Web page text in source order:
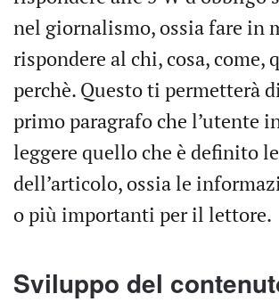
nel giornalismo, ossia fare in
rispondere al chi, cosa, come,
perchè. Questo ti permetterà
primo paragrafo che l’utente
leggere quello che è definito
dell’articolo, ossia le
o più importanti per il lettore.
Sviluppo del